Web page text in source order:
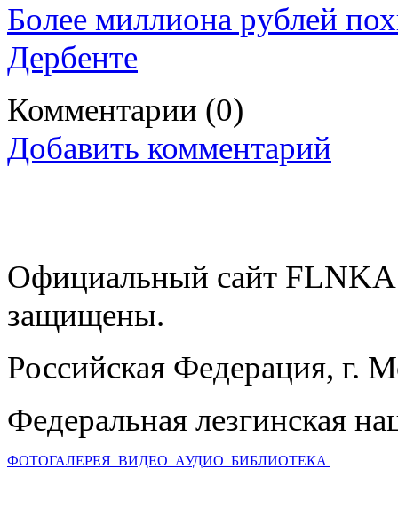
Более миллиона рублей
Дербенте
Комментарии (0)
Добавить комментарий
Официальный сайт
защищены.
Российская Федерация, г.
Федеральная лезгинская
ФОТОГАЛЕРЕЯ ВИДЕО АУДИО БИБЛИОТЕКА